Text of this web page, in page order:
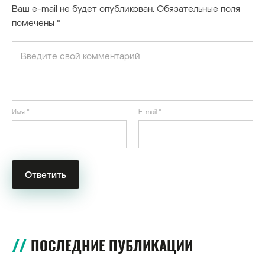
Ваш e-mail не будет опубликован. Обязательные поля
помечены *
Имя * E-mail *
ПОСЛЕДНИЕ ПУБЛИКАЦИИ